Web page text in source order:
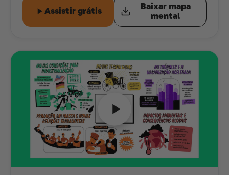
Assistir grátis
Baixar mapa
mental